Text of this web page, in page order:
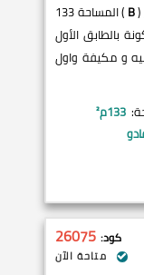
(
B
) المساحة 133
تشمل 3 نوم 2 حمام 2 بلكونة بالطابق الأول
للإيجار مفروش 45,000 جنيه و مكيفة واول
133م²
كود: 26075
متاحة الآن